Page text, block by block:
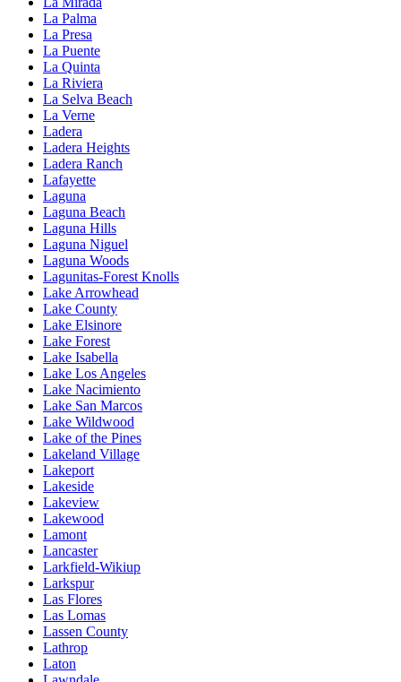
La Palma
La Presa
La Puente
La Quinta
La Riviera
La Selva Beach
La Verne
Ladera
Ladera Heights
Ladera Ranch
Lafayette
Laguna
Laguna Beach
Laguna Hills
Laguna Niguel
Laguna Woods
Lagunitas-Forest Knolls
Lake Arrowhead
Lake County
Lake Elsinore
Lake Forest
Lake Isabella
Lake Los Angeles
Lake Nacimiento
Lake San Marcos
Lake Wildwood
Lake of the Pines
Lakeland Village
Lakeport
Lakeside
Lakeview
Lakewood
Lamont
Lancaster
Larkfield-Wikiup
Larkspur
Las Flores
Las Lomas
Lassen County
Lathrop
Laton